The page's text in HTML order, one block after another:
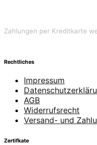
Zahlungen per Kreditkarte
Rechtliches
Impressum
AGB
Widerrufsrecht
Versand- und
Zertifkate